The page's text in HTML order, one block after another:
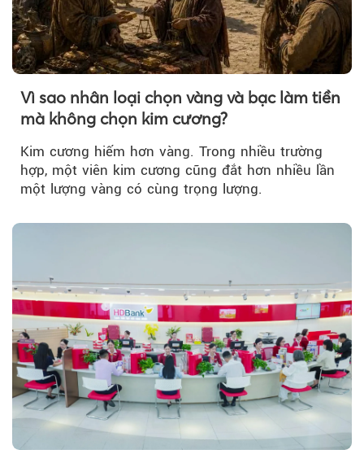
Vì sao nhân loại chọn vàng và bạc làm tiền
mà không chọn kim cương?
Kim cương hiếm hơn vàng. Trong nhiều trường
hợp, một viên kim cương cũng đắt hơn nhiều lần
một lượng vàng có cùng trọng lượng.